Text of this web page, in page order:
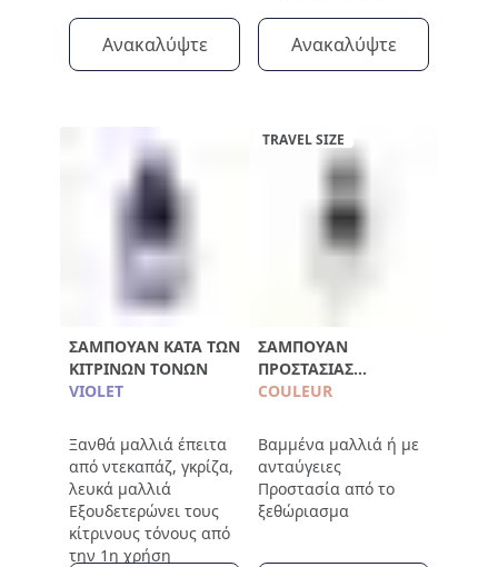
Ανακαλύψτε Ανακαλύψτε
ΣΑΜΠΟΥΆΝ ΚΑΤΆ ΤΩΝ
ΚΊΤΡΙΝΩΝ ΤΌΝΩΝ
VIOLET
Ξανθά μαλλιά έπειτα
από ντεκαπάζ, γκρίζα,
λευκά μαλλιά
Εξουδετερώνει τους
κίτρινους τόνους από
την 1η χρήση
TRAVEL SIZE
ΣΑΜΠΟΥΆΝ
ΠΡΟΣΤΑΣΊΑΣ
ΧΡΏΜΑΤΟΣ 100ML
COULEUR
Βαμμένα μαλλιά ή με
ανταύγειες
Προστασία από το
ξεθώριασμα